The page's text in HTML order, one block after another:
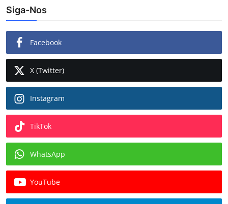
Siga-Nos
Facebook
X (Twitter)
Instagram
TikTok
WhatsApp
YouTube